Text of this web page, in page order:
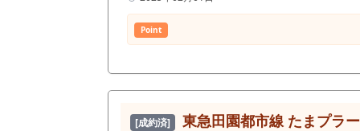
Point
[成約済] 東急田園都市線 たまプラ